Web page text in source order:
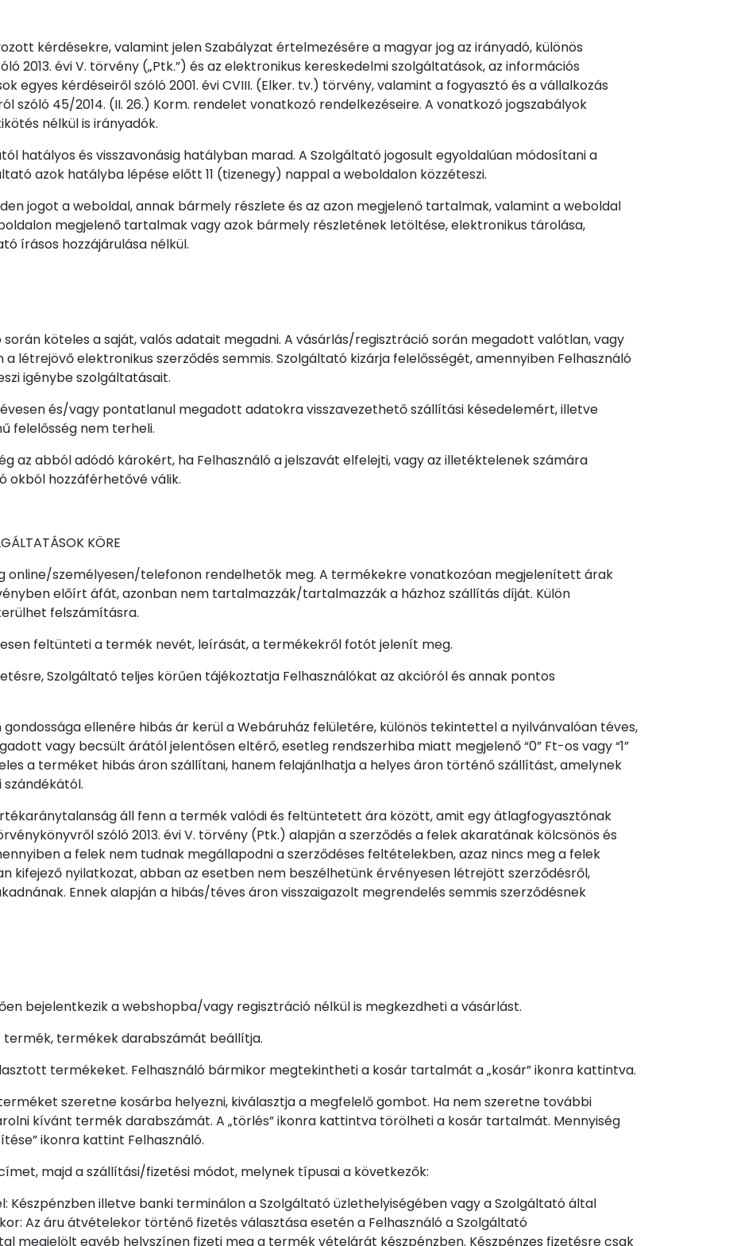
kérdésekre, valamint jelen Szabályzat értelmezésére a magyar jog az irányadó, különös
2013. évi V. törvény („Ptk.”) és az elektronikus kereskedelmi szolgáltatások, az információs
egyes kérdéseiről szóló 2001. évi CVIII. (Elker. tv.) törvény, valamint a fogyasztó és a vállalkozás
szóló 45/2014. (II. 26.) Korm. rendelet vonatkozó rendelkezéseire. A vonatkozó jogszabályok
nélkül is irányadók.
hatályos és visszavonásig hatályban marad. A Szolgáltató jogosult egyoldalúan módosítani a
azok hatályba lépése előtt 11 (tizenegy) nappal a weboldalon közzéteszi.
jogot a weboldal, annak bármely részlete és az azon megjelenő tartalmak, valamint a weboldal
megjelenő tartalmak vagy azok bármely részletének letöltése, elektronikus tárolása,
írásos hozzájárulása nélkül.
köteles a saját, valós adatait megadni. A vásárlás/regisztráció során megadott valótlan, vagy
létrejövő elektronikus szerződés semmis. Szolgáltató kizárja felelősségét, amennyiben Felhasználó
igénybe szolgáltatásait.
és/vagy pontatlanul megadott adatokra visszavezethető szállítási késedelemért, illetve
felelősség nem terheli.
az abból adódó károkért, ha Felhasználó a jelszavát elfelejti, vagy az illetéktelenek számára
okból hozzáférhetővé válik.
KÖRE
személyesen/telefonon rendelhetők meg. A termékekre vonatkozóan megjelenített árak
előírt áfát, azonban nem tartalmazzák/tartalmazzák a házhoz szállítás díját. Külön
felszámításra.
feltünteti a termék nevét, leírását, a termékekről fotót jelenít meg.
Szolgáltató teljes körűen tájékoztatja Felhasználókat az akcióról és annak pontos
ellenére hibás ár kerül a Webáruház felületére, különös tekintettel a nyilvánvalóan téves,
vagy becsült árától jelentősen eltérő, esetleg rendszerhiba miatt megjelenő “0” Ft-os vagy “1”
a terméket hibás áron szállítani, hanem felajánlhatja a helyes áron történő szállítást, amelynek
áll fenn a termék valódi és feltüntetett ára között, amit egy átlagfogyasztónak
szóló 2013. évi V. törvény (Ptk.) alapján a szerződés a felek akaratának kölcsönös és
a felek nem tudnak megállapodni a szerződéses feltételekben, azaz nincs meg a felek
kifejező nyilatkozat, abban az esetben nem beszélhetünk érvényesen létrejött szerződésről,
Ennek alapján a hibás/téves áron visszaigazolt megrendelés semmis szerződésnek
bejelentkezik a webshopba/vagy regisztráció nélkül is megkezdheti a vásárlást.
termékek darabszámát beállítja.
termékeket. Felhasználó bármikor megtekintheti a kosár tartalmát a „kosár” ikonra kattintva.
szeretne kosárba helyezni, kiválasztja a megfelelő gombot. Ha nem szeretne további
kívánt termék darabszámát. A „törlés” ikonra kattintva törölheti a kosár tartalmát. Mennyiség
ikonra kattint Felhasználó.
majd a szállítási/fizetési módot, melynek típusai a következők:
Készpénzben illetve banki terminálon a Szolgáltató üzlethelyiségében vagy a Szolgáltató által
Az áru átvételekor történő fizetés választása esetén a Felhasználó a Szolgáltató
megjelölt egyéb helyszínen fizeti meg a termék vételárát készpénzben. Készpénzes fizetésre csak